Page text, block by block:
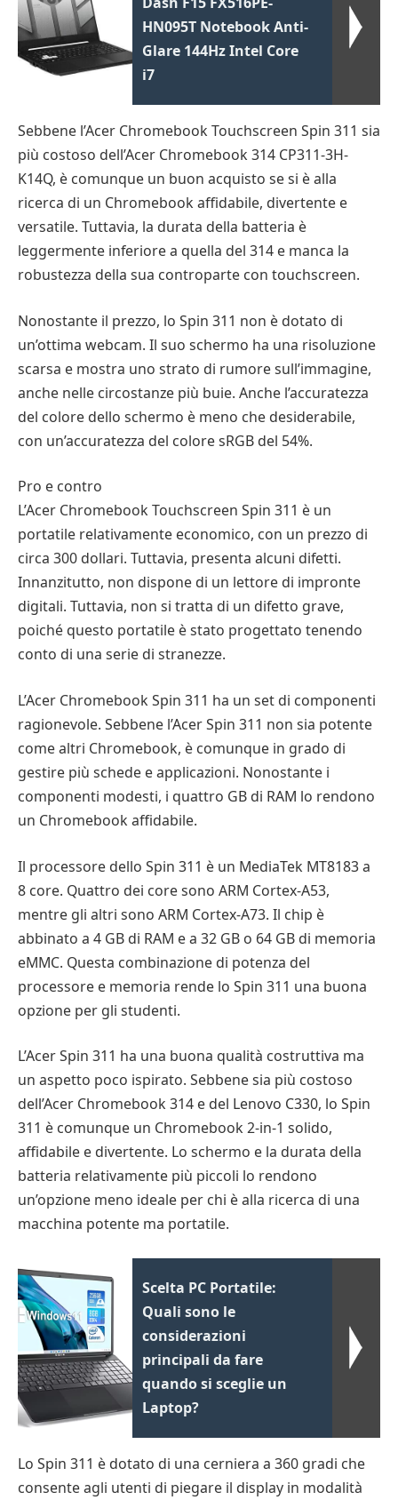
HN095T Notebook Anti-
Glare 144Hz Intel Core
i7
Sebbene l’Acer Chromebook Touchscreen Spin 311 sia
più costoso dell’Acer Chromebook 314 CP311-3H-
K14Q, è comunque un buon acquisto se si è alla
ricerca di un Chromebook affidabile, divertente e
versatile. Tuttavia, la durata della batteria è
leggermente inferiore a quella del 314 e manca la
robustezza della sua controparte con touchscreen.
Nonostante il prezzo, lo Spin 311 non è dotato di
un’ottima webcam. Il suo schermo ha una risoluzione
scarsa e mostra uno strato di rumore sull’immagine,
anche nelle circostanze più buie. Anche l’accuratezza
del colore dello schermo è meno che desiderabile,
con un’accuratezza del colore sRGB del 54%.
Pro e contro
L’Acer Chromebook Touchscreen Spin 311 è un
portatile relativamente economico, con un prezzo di
circa 300 dollari. Tuttavia, presenta alcuni difetti.
Innanzitutto, non dispone di un lettore di impronte
digitali. Tuttavia, non si tratta di un difetto grave,
poiché questo portatile è stato progettato tenendo
conto di una serie di stranezze.
L’Acer Chromebook Spin 311 ha un set di componenti
ragionevole. Sebbene l’Acer Spin 311 non sia potente
come altri Chromebook, è comunque in grado di
gestire più schede e applicazioni. Nonostante i
componenti modesti, i quattro GB di RAM lo rendono
un Chromebook affidabile.
Il processore dello Spin 311 è un MediaTek MT8183 a
8 core. Quattro dei core sono ARM Cortex-A53,
mentre gli altri sono ARM Cortex-A73. Il chip è
abbinato a 4 GB di RAM e a 32 GB o 64 GB di memoria
eMMC. Questa combinazione di potenza del
processore e memoria rende lo Spin 311 una buona
opzione per gli studenti.
L’Acer Spin 311 ha una buona qualità costruttiva ma
un aspetto poco ispirato. Sebbene sia più costoso
dell’Acer Chromebook 314 e del Lenovo C330, lo Spin
311 è comunque un Chromebook 2-in-1 solido,
affidabile e divertente. Lo schermo e la durata della
batteria relativamente più piccoli lo rendono
un’opzione meno ideale per chi è alla ricerca di una
macchina potente ma portatile.
Scelta PC Portatile:
Quali sono le
considerazioni
principali da fare
quando si sceglie un
Laptop?
Lo Spin 311 è dotato di una cerniera a 360 gradi che
consente agli utenti di piegare il display in modalità